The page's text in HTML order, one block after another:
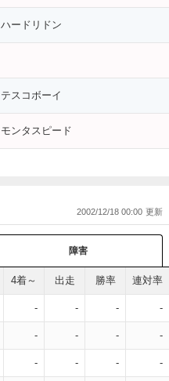
ハードリドン
テスコボーイ
モンタスピード
2002/12/18 00:00
障害
4着～ 出走 勝率 連対率
- - - -
- - - -
- - - -